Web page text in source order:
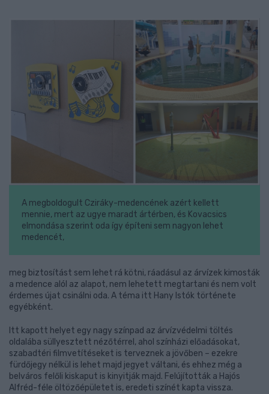
A megboldogult Cziráky-medencének azért kellett
mennie, mert az ugye maradt ártérben, és Kovacsics
elmondása szerint oda így építeni sem nagyon lehet
medencét,
meg biztosítást sem lehet rá kötni, ráadásul az árvízek kimosták
a medence alól az alapot, nem lehetett megtartani és nem volt
érdemes újat csinálni oda. A téma itt Hany Istók története
egyébként.
Itt kapott helyet egy nagy színpad az árvízvédelmi töltés
oldalába süllyesztett nézőtérrel, ahol színházi előadásokat,
szabadtéri filmvetítéseket is terveznek a jövőben – ezekre
fürdőjegy nélkül is lehet majd jegyet váltani, és ehhez még a
belváros felőli kiskaput is kinyitják majd. Felújították a Hajós
Alfréd-féle öltözőépületet is, eredeti színét kapta vissza.